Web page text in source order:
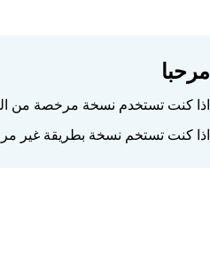
مرحبا
اذا كنت تستخدم نسخة مرخصة من
اذا كنت تستخم نسخة بطريقة غير